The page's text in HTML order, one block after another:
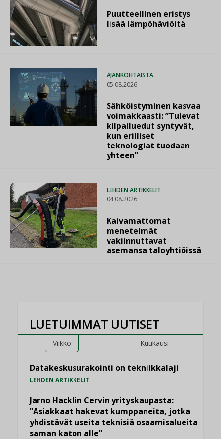
Puutteellinen eristys
lisää lämpöhäviöitä
AJANKOHTAISTA
05.08.2026
Sähköistyminen kasvaa
voimakkaasti: ”Tulevat
kilpailuedut syntyvät,
kun erilliset
teknologiat tuodaan
yhteen”
LEHDEN ARTIKKELIT
04.08.2026
Kaivamattomat
menetelmät
vakiinnuttavat
asemansa taloyhtiöissä
LUETUIMMAT UUTISET
Viikko Kuukausi
Datakeskusurakointi on tekniikkalaji
LEHDEN ARTIKKELIT
Jarno Hacklin Cervin yrityskaupasta:
”Asiakkaat hakevat kumppaneita, jotka
yhdistävät useita teknisiä osaamisalueita
saman katon alle”